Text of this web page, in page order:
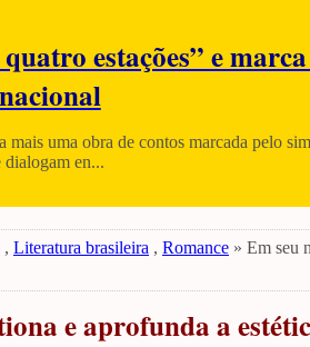
estações” e
uma obra de contos marcada pelo
en...
, Literatura brasileira , Romance » Em seu
e aprofunda a